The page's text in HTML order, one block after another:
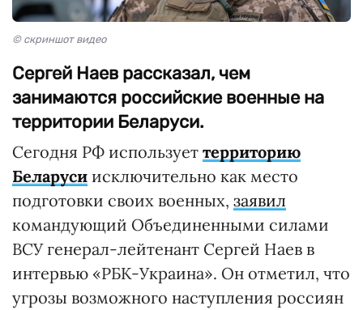
© скриншот видео
Сергей Наев рассказал, чем
занимаются российские военные на
территории Беларуси.
Сегодня РФ использует территорию
Беларуси исключительно как место
подготовки своих военных, заявил
командующий Объединенными силами
ВСУ генерал-лейтенант Сергей Наев в
интервью «РБК-Украина». Он отметил, что
угрозы возможного наступления россиян